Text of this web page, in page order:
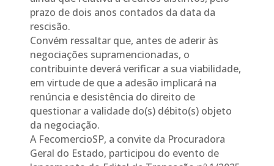
prazo de dois anos contados da data da
rescisão.
Convém ressaltar que, antes de aderir às
negociações supramencionadas, o
contribuinte deverá verificar a sua viabilidade,
em virtude de que a adesão implicará na
renúncia e desistência do direito de
questionar a validade do(s) débito(s) objeto
da negociação.
A FecomercioSP, a convite da Procuradora
Geral do Estado, participou do evento de